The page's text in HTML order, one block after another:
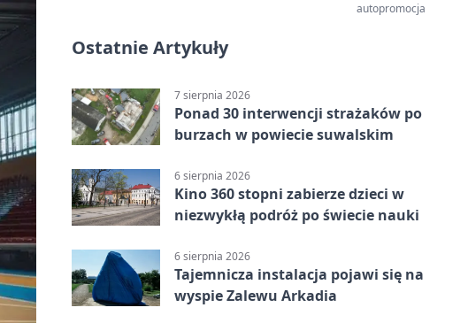
autopromocja
Ostatnie Artykuły
7 sierpnia 2026
Ponad 30 interwencji strażaków po
burzach w powiecie suwalskim
6 sierpnia 2026
Kino 360 stopni zabierze dzieci w
niezwykłą podróż po świecie nauki
6 sierpnia 2026
Tajemnicza instalacja pojawi się na
wyspie Zalewu Arkadia